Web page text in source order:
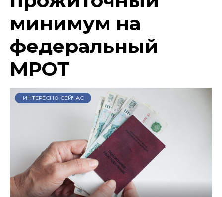
минимум на
федеральный
МРОТ
ИНТЕРЕСНО СЕЙЧАС